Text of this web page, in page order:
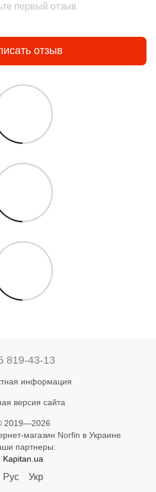
первый отзыв
отзыв
819-43-13
информация
версия сайта
2019—2026
магазин Norfin в Украине
партнеры:
Kapitan.ua
Рус Укр